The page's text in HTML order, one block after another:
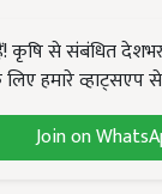
कृषि से संबंधित
हमारे व्हाट्सएप
Join on